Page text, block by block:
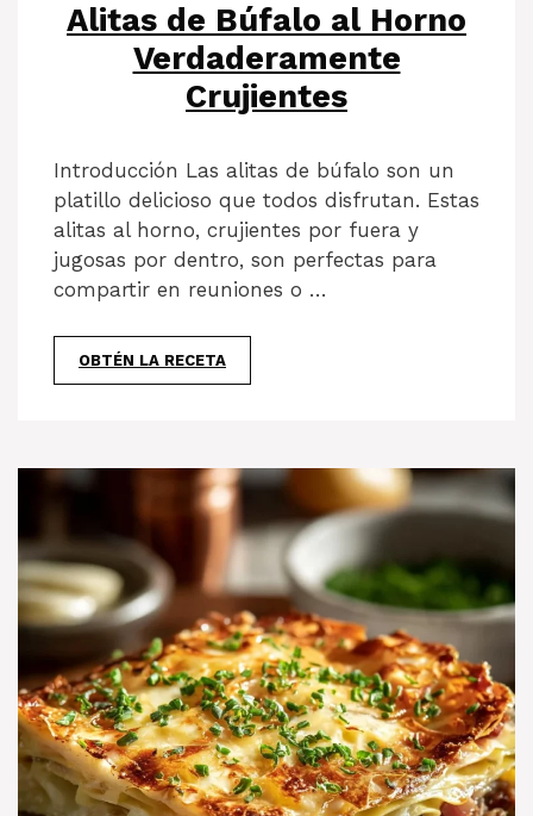
Alitas de Búfalo al Horno
Verdaderamente
Crujientes
Introducción Las alitas de búfalo son un
platillo delicioso que todos disfrutan. Estas
alitas al horno, crujientes por fuera y
jugosas por dentro, son perfectas para
compartir en reuniones o …
OBTÉN LA RECETA